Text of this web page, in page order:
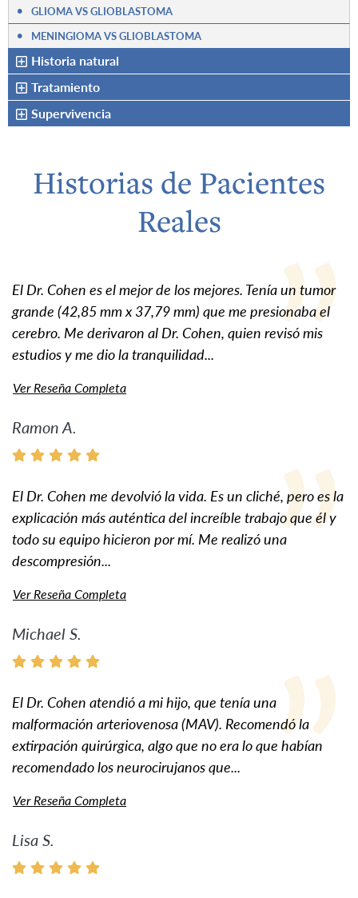
• GLIOMA VS GLIOBLASTOMA
•
MENINGIOMA VS GLIOBLASTOMA
Historia natural
Tratamiento
Supervivencia
Historias de Pacientes
Reales
El Dr. Cohen es el mejor de los mejores. Tenía un tumor
grande (42,85 mm x 37,79 mm) que me presionaba el
cerebro. Me derivaron al Dr. Cohen, quien revisó mis
estudios y me dio la tranquilidad...
Ver Reseña Completa
Ramon A.
El Dr. Cohen me devolvió la vida. Es un cliché, pero es la
explicación más auténtica del increíble trabajo que él y
todo su equipo hicieron por mí. Me realizó una
descompresión...
Ver Reseña Completa
Michael S.
El Dr. Cohen atendió a mi hijo, que tenía una
malformación arteriovenosa (MAV). Recomendó la
extirpación quirúrgica, algo que no era lo que habían
recomendado los neurocirujanos que...
Ver Reseña Completa
Lisa S.